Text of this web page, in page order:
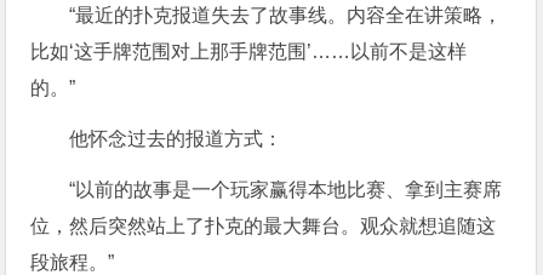
“最近的扑克报道失去了故事线。内容全在讲策略，
比如‘这手牌范围对上那手牌范围’……以前不是这样
的。”
他怀念过去的报道方式：
“以前的故事是一个玩家赢得本地比赛、拿到主赛席
位，然后突然站上了扑克的最大舞台。观众就想追随这
段旅程。”